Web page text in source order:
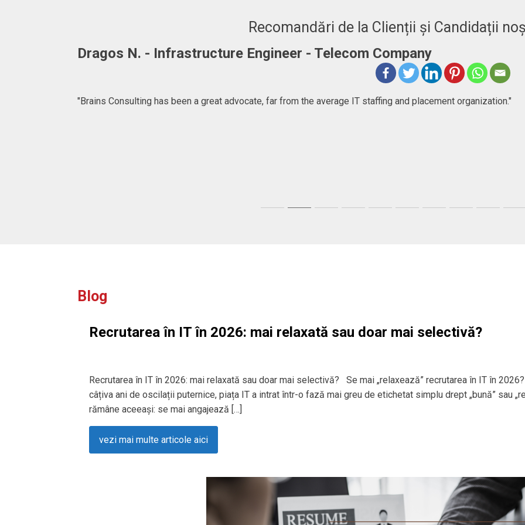
Recomandări de la Clienții și Candidații
Dragos N. - Infrastructure Engineer - Telecom Company
"Brains Consulting has been a great advocate, far from the average IT staffing and placement organization."
Blog
Recrutarea în IT în 2026: mai relaxată sau doar mai selectivă?
Recrutarea în IT în 2026: mai relaxată sau doar mai selectivă? Se mai „relaxează” recrutarea în IT în
câțiva ani de oscilații puternice, piața IT a intrat într-o fază mai greu de etichetat simplu drept „bună” sau
rămâne aceeași: se mai angajează […]
vezi mai multe articole aici